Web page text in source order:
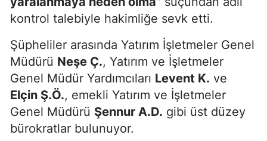
kontrol talebiyle hakimliğe sevk etti.
Şüpheliler arasında Yatırım İşletmeler Genel
Müdürü Neşe Ç., Yatırım ve İşletmeler
Genel Müdür Yardımcıları Levent K. ve
Elçin Ş.Ö., emekli Yatırım ve İşletmeler
Genel Müdürü Şennur A.D. gibi üst düzey
bürokratlar bulunuyor.